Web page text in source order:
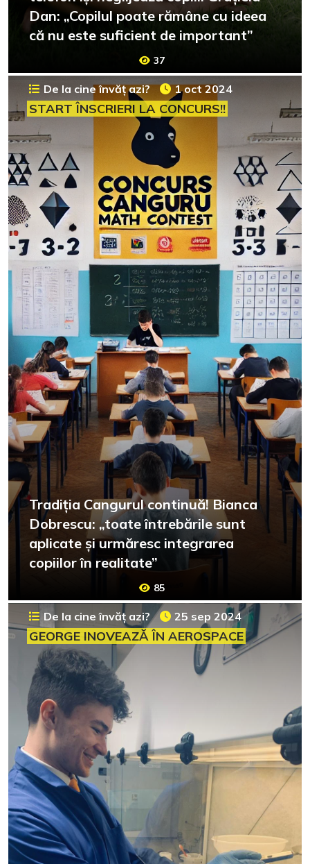
Dan: „Copilul poate rămâne cu ideea
că nu este suficient de important”
37
De la cine învăț azi? 1 oct 2024
START ÎNSCRIERI LA CONCURS!!
Tradiția Cangurul continuă! Bianca
Dobrescu: „toate întrebările sunt
aplicate și urmăresc integrarea
copiilor în realitate”
85
De la cine învăț azi? 25 sep 2024
GEORGE INOVEAZĂ ÎN AEROSPACE